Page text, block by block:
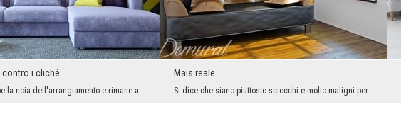
i cliché Mais reale